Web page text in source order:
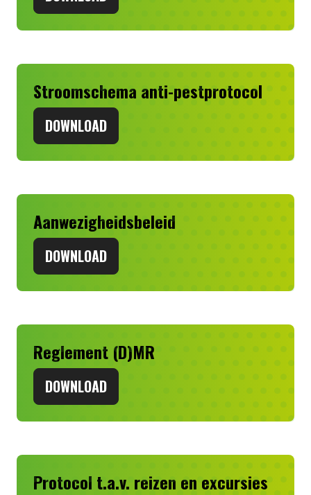
Stroomschema anti-pestprotocol
DOWNLOAD
Aanwezigheidsbeleid
DOWNLOAD
Reglement (D)MR
DOWNLOAD
Protocol t.a.v. reizen en excursies